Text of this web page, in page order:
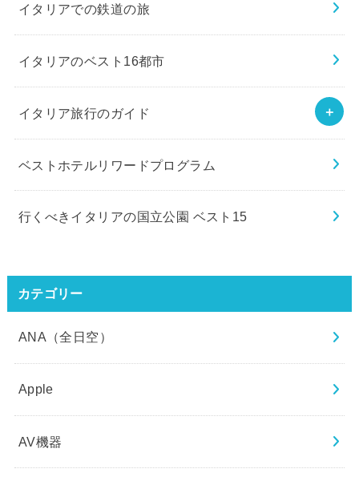
イタリアでの鉄道の旅
イタリアのベスト16都市
イタリア旅行のガイド
ベストホテルリワードプログラム
行くべきイタリアの国立公園 ベスト15
カテゴリー
ANA（全日空）
Apple
AV機器